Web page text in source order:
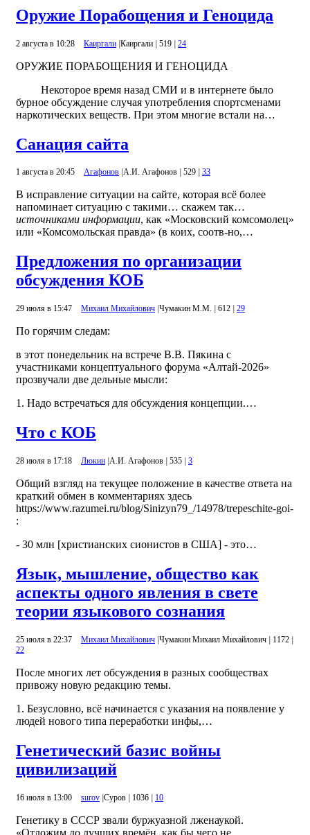
Оружие Порабощения и Геноцида
2 августа в 10:28 Каиргали |Каиргали | 519 | 24
ОРУЖИЕ ПОРАБОЩЕНИЯ И ГЕНОЦИДА
Некоторое время назад СМИ и в интернете было
бурное обсуждение случая употребления спортсменами
наркотических веществ. При этом многие встали на…
Санация сайта
1 августа в 20:45 Агафонов А.И. Агафонов 529 33
В исправление ситуации на сайте, которая всё более
напоминает ситуацию с такими… скажем так…
источниками информации, как «Московский комсомолец»
или «Комсомольская правда» (в коих, соотв-но,…
Предложения по организации
обсуждения КОБ
29 июля в 15:47 Михаил Михайлович Чумакин М.М. 612 29
По горячим следам:
в этот понедельник на встрече В.В. Пякина с
участниками концептуального форума «Алтай-2026»
прозвучали две дельные мысли:
1. Надо встречаться для обсуждения концепции.…
Что с КОБ
28 июля в 17:18 Люкин А.И. Агафонов 535 3
Общий взгляд на текущее положение в качестве ответа на
краткий обмен в комментариях здесь
https://www.razumei.ru/blog/Sinizyn79_/14978/trepeschite-goi-
:
- 30 млн [христианских сионистов в США] - это…
Язык, мышление, общество как
аспекты одного явления в свете
теории языкового сознания
25 июля в 22:37 Михаил Михайлович |Чумакин Михаил Михайлович | 1172 |
22
После многих лет обсуждения в разных сообществах
привожу новую редакцию темы.
1. Безусловно, всё начинается с указания на появление у
людей нового типа переработки инфы,…
Генетический базис войны
цивилизаций
16 июля в 13:00 surov |Суров | 1036 | 10
Генетику в СССР звали буржуазной лженаукой.
«Отложим до лучших времён, как бы чего не